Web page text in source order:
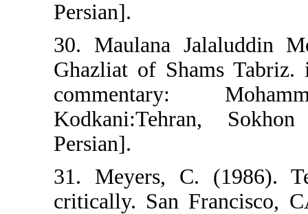
30. Maulana
Ghazliat of
31. Meyers,
critically. San